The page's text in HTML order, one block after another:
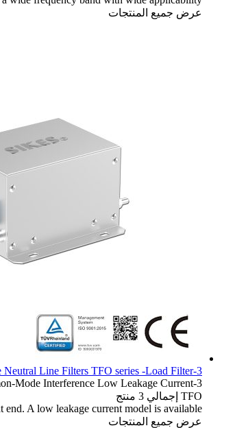
عرض جميع المنتجات
3-Phase Neutral Line Filters TFO series -Load Filter
3-Phase Neutral Line Filters
Mode Interference Low Leakage Current
TFO إجمالي 3 منتج
A low leakage current model is available.
عرض جميع المنتجات